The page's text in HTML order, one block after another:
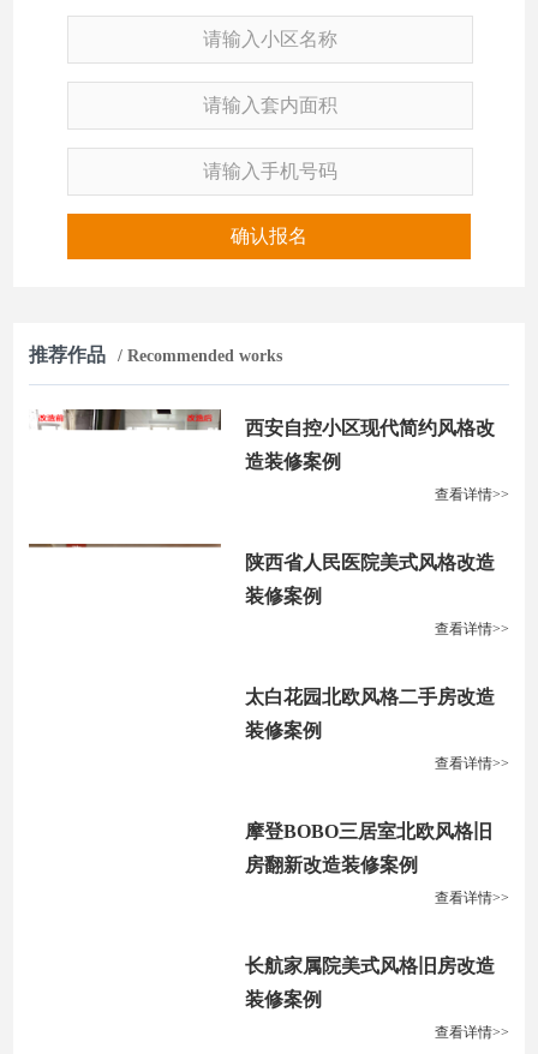
确认报名
推荐作品 / Recommended works
西安自控小区现代简约风格改
造装修案例
查看详情>>
陕西省人民医院美式风格改造
装修案例
查看详情>>
太白花园北欧风格二手房改造
装修案例
查看详情>>
摩登BOBO三居室北欧风格旧
房翻新改造装修案例
查看详情>>
长航家属院美式风格旧房改造
装修案例
查看详情>>